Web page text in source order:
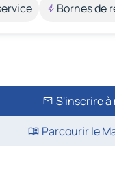
Bornes de
S'inscrire
Parcourir le